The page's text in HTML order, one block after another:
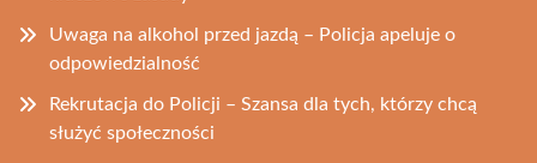
Uwaga na alkohol przed jazdą – Policja apeluje o
odpowiedzialność
Rekrutacja do Policji – Szansa dla tych, którzy chcą
służyć społeczności